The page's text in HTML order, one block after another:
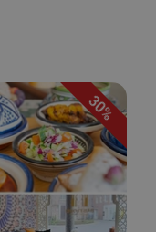
30%